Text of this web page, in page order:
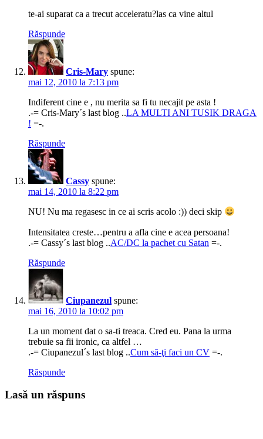
te-ai suparat ca a trecut acceleratu?las ca vine altul
Răspunde
Cris-Mary spune:
mai 12, 2010 la 7:13 pm
Indiferent cine e , nu merita sa fi tu necajit pe asta !
.-= Cris-Mary´s last blog ..LA MULTI ANI TUSIK DRAGA
! =-.
Răspunde
Cassy spune:
mai 14, 2010 la 8:22 pm
NU! Nu ma regasesc in ce ai scris acolo :)) deci skip
Intensitatea creste…pentru a afla cine e acea persoana!
.-= Cassy´s last blog ..AC/DC la pachet cu Satan =-.
Răspunde
Ciupanezul spune:
mai 16, 2010 la 10:02 pm
La un moment dat o sa-ti treaca. Cred eu. Pana la urma
trebuie sa fii ironic, ca altfel …
.-= Ciupanezul´s last blog ..Cum să-ţi faci un CV =-.
Răspunde
Lasă un răspuns